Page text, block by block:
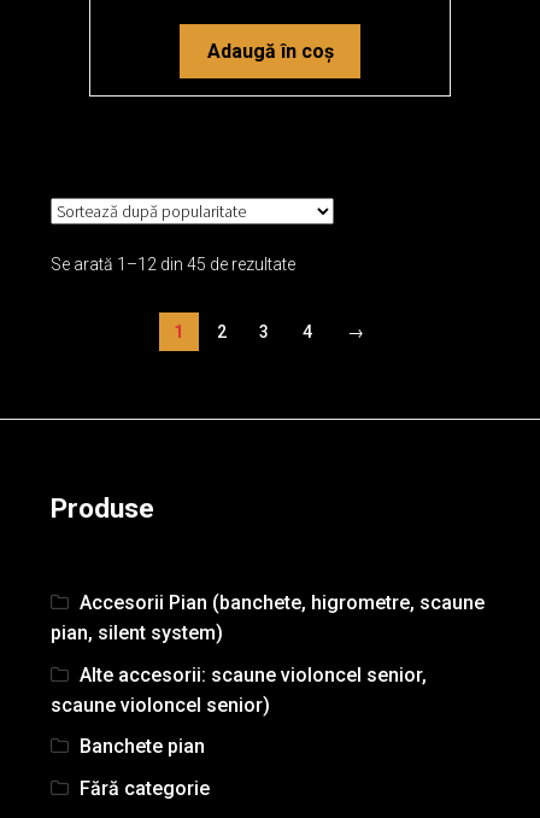
Adaugă în coș
Se arată 1–12 din 45 de rezultate
1 2 3 4 →
Produse
Accesorii Pian (banchete, higrometre, scaune
pian, silent system)
Alte accesorii: scaune violoncel senior,
scaune violoncel senior)
Banchete pian
Fără categorie